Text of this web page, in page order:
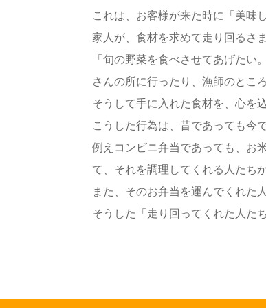
これは、お客様が来た時に「美味
家人が、食材を求めて走り回るさ
「旬の野菜を食べさせてあげた
さんの所に行ったり、漁師のとこ
そうして手に入れた食材を、心を
こうした行為は、昔であっても今
例えコンビニ弁当であっても、お
て、それを調理してくれる人たちが
また、そのお弁当を運んでくれた
そうした「走り回ってくれた人た